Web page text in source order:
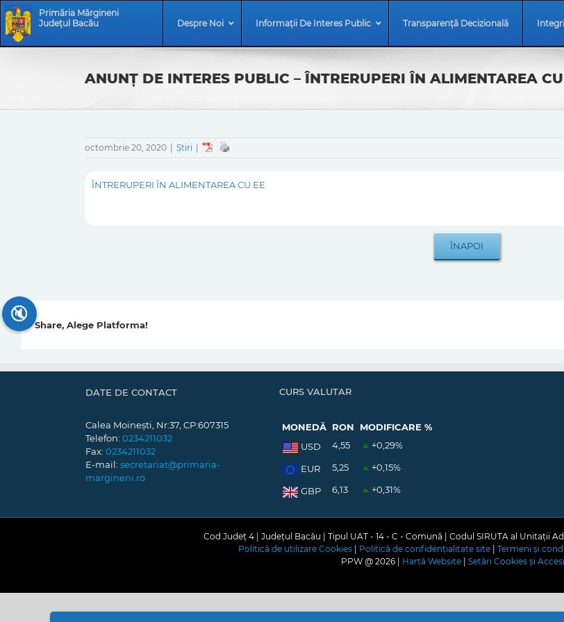
Skip
to
content
Skip
Navigation
Primăria Mărgineni
Județul Bacău
Despre Noi Informații De Interes Public Transparență Decizională
ANUNŢ DE INTERES PUBLIC – ÎNTRERUPERI ÎN ALIMENTAREA
octombrie 20, 2020 Știri
ÎNTRERUPERI ÎN ALIMENTAREA CU EE
Share, Alege Platforma!
DATE DE CONTACT
Calea Moinești, Nr:37, CP:607315
Telefon: 0234211032
Fax: 0234211032
E-mail: secretariat@primaria-
margineni.ro
CURS VALUTAR
MONEDĂ RON
MODIFICARE %
USD
4,55 +0,29%
EUR 5,25 +0,15%
GBP 6,13 +0,31%
Cod Județ 4 | Județul Bacău | Tipul UAT - 14 - C - Comună | Codul SIRUTA al Unitații
Politică de utilizare Cookies
Politică de confidențialitate site Termeni și
PPW @ 2026 | Hartă Website| Setări Cookies și
🔇